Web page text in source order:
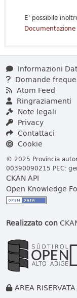
E' possibile
Documentazione
Informazioni
Domande
Atom Feed
Ringraziamenti
Note legali
Privacy
Contattaci
Cookie
© 2025 Provincia
00390090215 PEC:
CKAN API
Open Knowledge
Realizzato con
AREA RISERVATA